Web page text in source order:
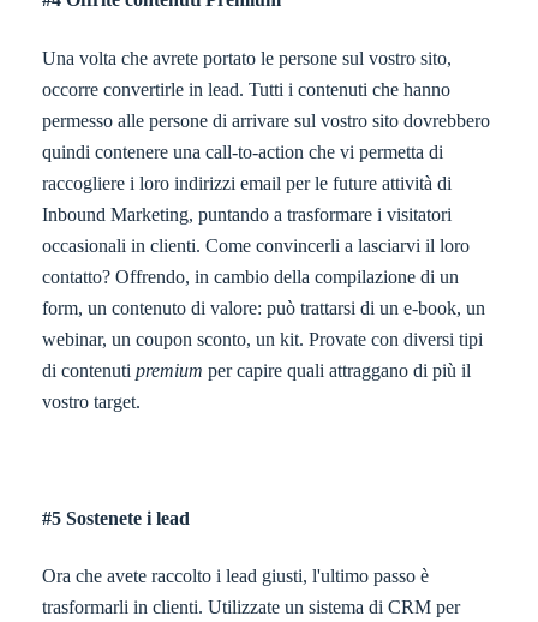
Una volta che avrete portato le persone sul vostro sito,
occorre convertirle in lead. Tutti i contenuti che hanno
permesso alle persone di arrivare sul vostro sito dovrebbero
quindi contenere una call-to-action che vi permetta di
raccogliere i loro indirizzi email per le future attività di
Inbound Marketing, puntando a trasformare i visitatori
occasionali in clienti. Come convincerli a lasciarvi il loro
contatto? Offrendo, in cambio della compilazione di un
form, un contenuto di valore: può trattarsi di un e-book, un
webinar, un coupon sconto, un kit. Provate con diversi tipi
di contenuti premium per capire quali attraggano di più il
vostro target.
#5 Sostenete i lead
Ora che avete raccolto i lead giusti, l'ultimo passo è
trasformarli in clienti. Utilizzate un sistema di CRM per